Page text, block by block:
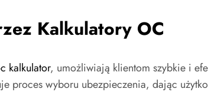
Kalkulatory OC
kalkulator, umożliwiają klientom szybkie i
proces wyboru ubezpieczenia, dając